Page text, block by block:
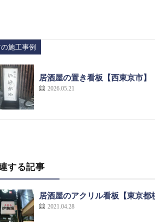
施工事例
居酒屋の置き看板【西東京市】
2026.05.21
する記事
居酒屋のアクリル看板【東京都
2021.04.28